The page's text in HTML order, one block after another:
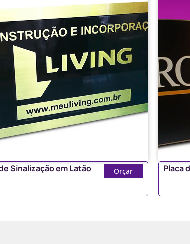
Sinalização em Latão Orçar Placa